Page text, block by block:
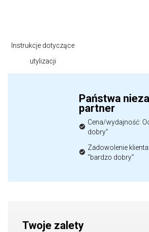
Instrukcje dotyczące
utylizacji
Państwa
partner
Cena/wydajność:
dobry"
Zadowolenie
"bardzo dobry"
Twoje zalety